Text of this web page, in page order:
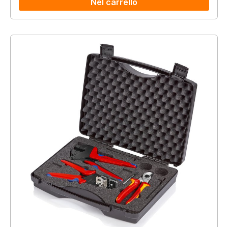
Nel carrello